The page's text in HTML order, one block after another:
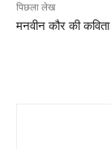
पिछला लेख
मनवीन कौर की कविता